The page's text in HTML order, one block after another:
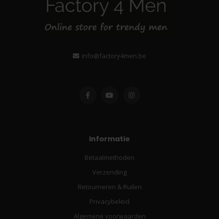
info@factory4men.be
Informatie
Betaalmethoden
Verzending
Retourneren & Ruilen
Privacybeleid
Algemene voorwaarden